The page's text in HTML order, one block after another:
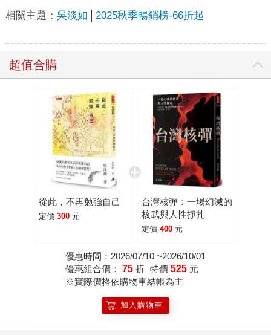
相關主題： 吳淡如 2025秋季暢銷榜-66折起
超值合購
從此，不再勉強自己
定價 300 元
台灣核彈：一場幻滅的
核武與人性掙扎
定價 400 元
優惠時間：2026/07/10 ~2026/10/01
優惠組合價： 75 折 特價 525 元
※實際價格依購物車結帳為主
加入購物車